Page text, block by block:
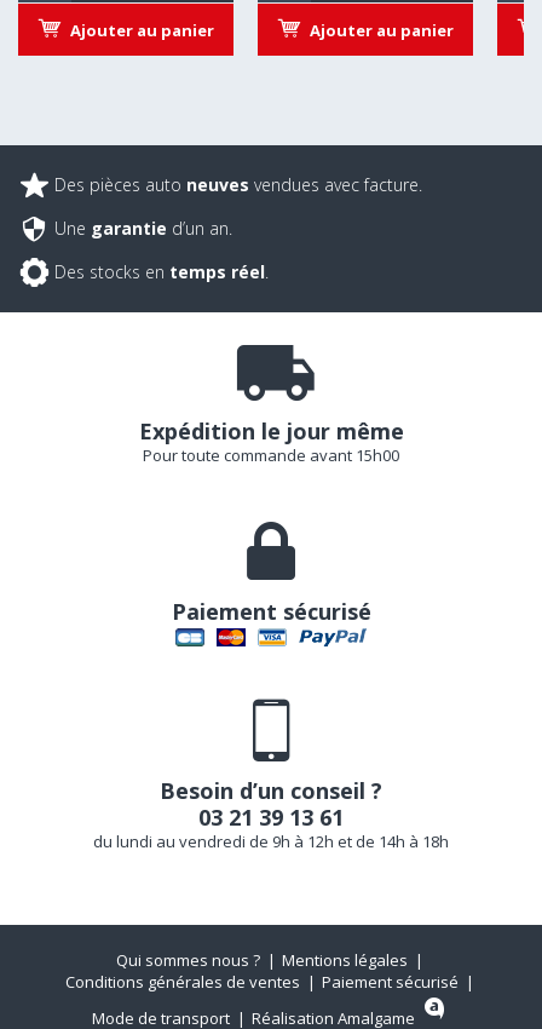
Ajouter au panier Ajouter au panier
Des pièces auto neuves vendues avec facture.
Une garantie d’un an.
Des stocks en temps réel
Expédition le jour même
Pour toute commande avant 15h00
Paiement sécurisé
Besoin d’un conseil ?
03 21 39 13 61
du lundi au vendredi de 9h à 12h et de 14h à 18h
Qui sommes nous ?
Mentions légales
Conditions générales de ventes
Paiement sécurisé
Mode de transport
Réalisation Amalgame